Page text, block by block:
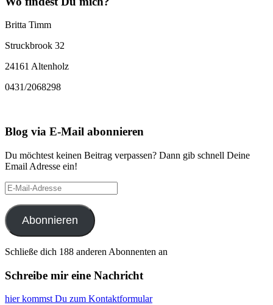
Britta Timm
Struckbrook 32
24161 Altenholz
0431/2068298
Blog via E-Mail abonnieren
Du möchtest keinen Beitrag verpassen? Dann gib schnell Deine
Email Adresse ein!
E-
Mail-
Adresse
Abonnieren
Schließe dich 188 anderen Abonnenten an
Schreibe mir eine Nachricht
hier kommst Du zum Kontaktformular